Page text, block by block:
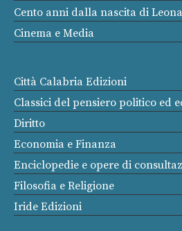
Cento anni dalla nascita di
Cinema e Media
Città Calabria Edizioni
Classici del pensiero politico ed
Diritto
Economia e Finanza
Enciclopedie e opere di
Filosofia e Religione
Iride Edizioni